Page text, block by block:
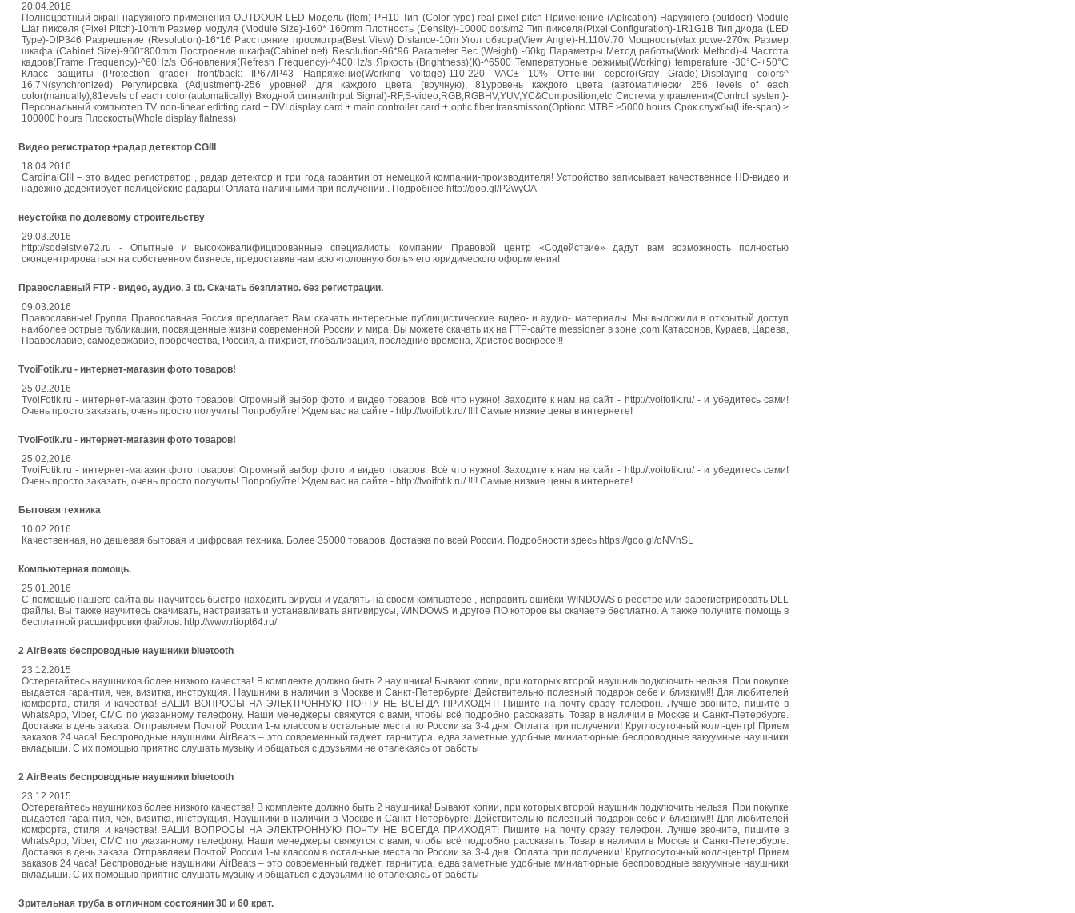
20.04.2016
Полноцветный экран наружного применения-OUTDOOR LED Модель (Item)-PH10 Тип (Color type)-real pixel pitch Применение (Aplication) Наружнего (outdoor) Module
Шаг пикселя (Pixel Pitch)-10mm Размер модуля (Module Size)-160* 160mm Плотность (Density)-10000 dots/m2 Тип пикселя(Pixel Configuration)-1R1G1B Тип диода (LED
Type)-DIP346 Разрешение (Resolution)-16*16 Расстояние просмотра(Best View) Distance-10m Угол обзора(View Angle)-H:110V:70 Мощность(vlax powe-270w Размер
шкафа (Cabinet Size)-960*800mm Построение шкафа(Cabinet net) Resolution-96*96 Parameter Вес (Weight) -60kg Параметры Метод работы(Work Method)-4 Частота
кадров(Frame Frequency)-^60Hz/s Обновления(Refresh Frequency)-^400Hz/s Яркость (Brightness)(К)-^6500 Температурные режимы(Working) temperature -30°C-+50°C
Класс защиты (Protection grade) front/back: IP67/IP43 Напряжение(Working voltage)-110-220 VAC± 10% Оттенки серого(Gray Grade)-Displaying colors^
16.7N(synchronized) Регулировка (Adjustment)-256 уровней для каждого цвета (вручную), 81уровень каждого цвета (автоматически 256 levels of each
color(manually),81evels of each color(automatically) Входной сигнал(Input Signal)-RF,S-video,RGB,RGBHV,YUV,YC&Composition,etc Система управления(Control system)-
Персональный компьютер TV non-linear editting card + DVI display card + main controller card + optic fiber transmisson(Optionc MTBF >5000 hours Срок службы(Life-span) >
100000 hours Плоскость(Whole display flatness)
Видео регистратор +радар детектор CGIII
18.04.2016
CardinalGIII – это видео регистратор , радар детектор и три года гарантии от немецкой компании-производителя! Устройство записывает качественное HD-видео и
надёжно дедектирует полицейские радары! Оплата наличными при получении.. Подробнее http://goo.gl/P2wyOA
неустойка по долевому строительству
29.03.2016
http://sodeistvie72.ru - Опытные и высококвалифицированные специалисты компании Правовой центр «Содействие» дадут вам возможность полностью
сконцентрироваться на собственном бизнесе, предоставив нам всю «головную боль» его юридического оформления!
Православный FTP - видео, аудио. 3 tb. Скачать безплатно. без регистрации.
09.03.2016
Православные! Группа Православная Россия предлагает Вам скачать интересные публицистические видео- и аудио- материалы. Мы выложили в открытый доступ
наиболее острые публикации, посвященные жизни современной России и мира. Вы можете скачать их на FTP-сайте messioner в зоне ,com Катасонов, Кураев, Царева,
Православие, самодержавие, пророчества, Россия, антихрист, глобализация, последние времена, Христос воскресе!!!
TvoiFotik.ru - интернет-магазин фото товаров!
25.02.2016
TvoiFotik.ru - интернет-магазин фото товаров! Огромный выбор фото и видео товаров. Всё что нужно! Заходите к нам на сайт - http://tvoifotik.ru/ - и убедитесь сами!
Очень просто заказать, очень просто получить! Попробуйте! Ждем вас на сайте - http://tvoifotik.ru/ !!!! Самые низкие цены в интернете!
TvoiFotik.ru - интернет-магазин фото товаров!
25.02.2016
TvoiFotik.ru - интернет-магазин фото товаров! Огромный выбор фото и видео товаров. Всё что нужно! Заходите к нам на сайт - http://tvoifotik.ru/ - и убедитесь сами!
Очень просто заказать, очень просто получить! Попробуйте! Ждем вас на сайте - http://tvoifotik.ru/ !!!! Самые низкие цены в интернете!
Бытовая техника
10.02.2016
Качественная, но дешевая бытовая и цифровая техника. Более 35000 товаров. Доставка по всей России. Подробности здесь https://goo.gl/oNVhSL
Компьютерная помощь.
25.01.2016
С помощью нашего сайта вы научитесь быстро находить вирусы и удалять на своем компьютере , исправить ошибки WINDOWS в реестре или зарегистрировать DLL
файлы. Вы также научитесь скачивать, настраивать и устанавливать антивирусы, WINDOWS и другое ПО которое вы скачаете бесплатно. А также получите помощь в
бесплатной расшифровки файлов. http://www.rtiopt64.ru/
2 AirBeats беспроводные наушники bluetooth
23.12.2015
Остерегайтесь наушников более низкого качества! В комплекте должно быть 2 наушника! Бывают копии, при которых второй наушник подключить нельзя. При покупке
выдается гарантия, чек, визитка, инструкция. Наушники в наличии в Москве и Санкт-Петербурге! Действительно полезный подарок себе и близким!!! Для любителей
комфорта, стиля и качества! ВАШИ ВОПРОСЫ НА ЭЛЕКТРОННУЮ ПОЧТУ НЕ ВСЕГДА ПРИХОДЯТ! Пишите на почту сразу телефон. Лучше звоните, пишите в
WhatsApp, Viber, СМС по указанному телефону. Наши менеджеры свяжутся с вами, чтобы всё подробно рассказать. Товар в наличии в Москве и Санкт-Петербурге.
Доставка в день заказа. Отправляем Почтой России 1-м классом в остальные места по России за 3-4 дня. Оплата при получении! Круглосуточный колл-центр! Прием
заказов 24 часа! Беспроводные наушники AirBeats – это современный гаджет, гарнитура, едва заметные удобные миниатюрные беспроводные вакуумные наушники
вкладыши. С их помощью приятно слушать музыку и общаться с друзьями не отвлекаясь от работы
2 AirBeats беспроводные наушники bluetooth
23.12.2015
Остерегайтесь наушников более низкого качества! В комплекте должно быть 2 наушника! Бывают копии, при которых второй наушник подключить нельзя. При покупке
выдается гарантия, чек, визитка, инструкция. Наушники в наличии в Москве и Санкт-Петербурге! Действительно полезный подарок себе и близким!!! Для любителей
комфорта, стиля и качества! ВАШИ ВОПРОСЫ НА ЭЛЕКТРОННУЮ ПОЧТУ НЕ ВСЕГДА ПРИХОДЯТ! Пишите на почту сразу телефон. Лучше звоните, пишите в
WhatsApp, Viber, СМС по указанному телефону. Наши менеджеры свяжутся с вами, чтобы всё подробно рассказать. Товар в наличии в Москве и Санкт-Петербурге.
Доставка в день заказа. Отправляем Почтой России 1-м классом в остальные места по России за 3-4 дня. Оплата при получении! Круглосуточный колл-центр! Прием
заказов 24 часа! Беспроводные наушники AirBeats – это современный гаджет, гарнитура, едва заметные удобные миниатюрные беспроводные вакуумные наушники
вкладыши. С их помощью приятно слушать музыку и общаться с друзьями не отвлекаясь от работы
Зрительная труба в отличном состоянии 30 и 60 крат.